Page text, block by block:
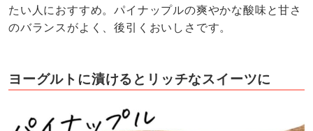
たい人におすすめ。パイナップルの爽やかな酸味と甘さ
のバランスがよく、後引くおいしさです。
ヨーグルトに漬けるとリッチなスイーツに